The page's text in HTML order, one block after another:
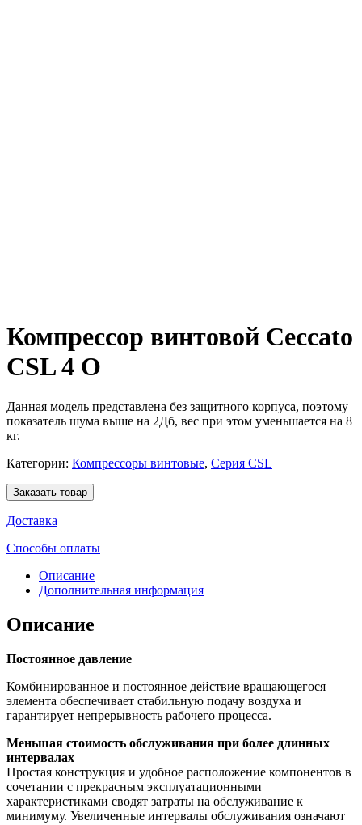
Компрессор винтовой Ceccato
CSL 4 O
Данная модель представлена без защитного корпуса, поэтому
показатель шума выше на 2Дб, вес при этом уменьшается на 8
кг.
Категории: Компрессоры винтовые, Серия CSL
Заказать товар
Доставка
Способы оплаты
Описание
Дополнительная информация
Описание
Постоянное давление
Комбинированное и постоянное действие вращающегося
элемента обеспечивает стабильную подачу воздуха и
гарантирует непрерывность рабочего процесса.
Меньшая стоимость обслуживания при более длинных
интервалах
Простая конструкция и удобное расположение компонентов в
сочетании с прекрасным эксплуатационными
характеристиками сводят затраты на обслуживание к
минимуму. Увеличенные интервалы обслуживания означают